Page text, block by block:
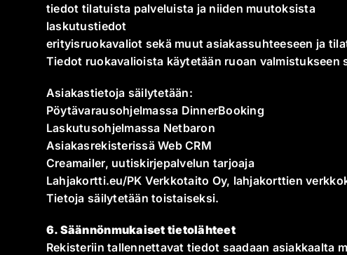
tiedot tilatuista palveluista ja niiden muutoksista
laskutustiedot
erityisruokavaliot sekä muut asiakassuhteeseen ja
Tiedot ruokavalioista käytetään ruoan valmistukseen
Asiakastietoja säilytetään:
Pöytävarausohjelmassa DinnerBooking
Laskutusohjelmassa Netbaron
Asiakasrekisterissä Web CRM
Creamailer, uutiskirjepalvelun tarjoaja
Lahjakortti.eu/PK Verkkotaito Oy, lahjakorttien
Tietoja säilytetään toistaiseksi.
6. Säännönmukaiset tietolähteet
Rekisteriin tallennettavat tiedot saadaan asiakkaalta